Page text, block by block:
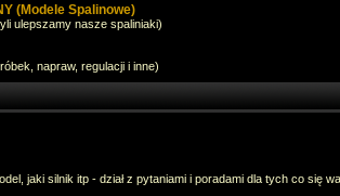
(Modele Spalinowe)
ulepszamy nasze spaliniaki)
napraw, regulacji i inne)
jaki silnik itp - dział z pytaniami i poradami dla tych co się